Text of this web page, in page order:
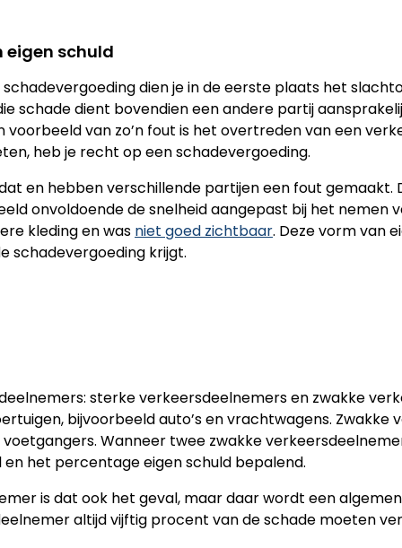
eigen schuld
dien je in de eerste plaats het
schade dient bovendien een andere partij
van zo’n fout is het overtreden van een
heb je recht op een schadevergoeding.
en hebben verschillende partijen een fout gemaakt.
onvoldoende de snelheid aangepast bij het nemen
kleding en was niet goed zichtbaar. Deze vorm van
schadevergoeding krijgt.
sterke verkeersdeelnemers en zwakke
bijvoorbeeld auto’s en vrachtwagens. Zwakke
Wanneer twee zwakke
het percentage eigen schuld bepalend.
is dat ook het geval, maar daar wordt een
altijd vijftig procent van de schade moeten